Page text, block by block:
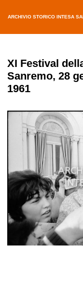
ARCHIVIO STORICO INTESA
XI Festival
Sanremo, 28
1961